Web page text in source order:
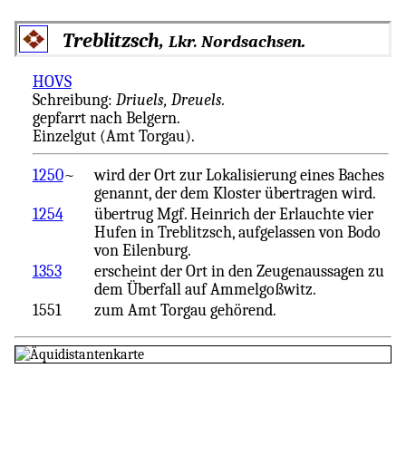
Treblitzsch,Lkr. Nordsachsen.
HOVS
Schreibung: Driuels, Dreuels.
gepfarrt nach Belgern.
Einzelgut (Amt Torgau).
1250~
wird der Ort zur Lokalisierung eines Baches
genannt, der dem Kloster übertragen wird.
1254
übertrug Mgf. Heinrich der Erlauchte vier
Hufen in Treblitzsch, aufgelassen von Bodo
von Eilenburg.
1353
erscheint der Ort in den Zeugenaussagen zu
dem Überfall auf Ammelgoßwitz.
1551
zum Amt Torgau gehörend.